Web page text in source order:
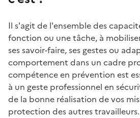
Il s'agit de l'ensemble des
fonction ou une tâche, à
ses savoir-faire, ses gestes ou
comportement dans un cadre
compétence en prévention est
à un geste professionnel en
de la bonne réalisation de vos
protection des autres travailleurs.